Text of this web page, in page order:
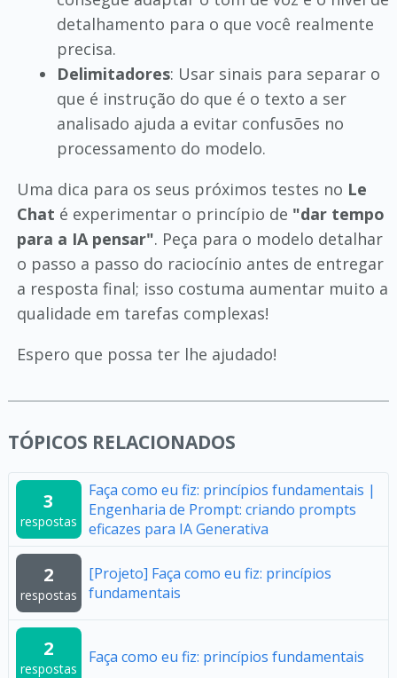
detalhamento para o que você realmente
precisa.
Delimitadores: Usar sinais para separar o
que é instrução do que é o texto a ser
analisado ajuda a evitar confusões no
processamento do modelo.
Uma dica para os seus próximos testes no Le
Chat é experimentar o princípio de "dar tempo
para a IA pensar". Peça para o modelo detalhar
o passo a passo do raciocínio antes de entregar
a resposta final; isso costuma aumentar muito a
qualidade em tarefas complexas!
Espero que possa ter lhe ajudado!
TÓPICOS RELACIONADOS
3
respostas
Faça como eu fiz: princípios fundamentais |
Engenharia de Prompt: criando prompts
eficazes para IA Generativa
2
respostas
[Projeto] Faça como eu fiz: princípios
fundamentais
2
respostas
Faça como eu fiz: princípios fundamentais